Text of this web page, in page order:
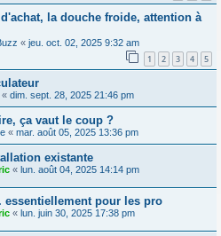
la douche froide, attention à
« jeu. oct. 02, 2025 9:32 am
1 2 3 4 5
« dim. sept. 28, 2025 21:46 pm
ça vaut le coup ?
« mar. août 05, 2025 13:36 pm
existante
« lun. août 04, 2025 14:14 pm
essentiellement pour les pro
« lun. juin 30, 2025 17:38 pm